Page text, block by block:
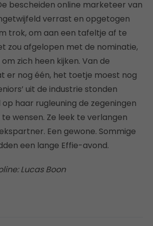
bescheiden online marketeer van
verrast en opgetogen
trok, om aan een tafeltje af te
zou afgelopen met de nominatie,
zich heen kijken. Van de
er nog één, het toetje moest nog
uit de industrie stonden
haar rugleuning de zegeningen
wensen. Ze leek te verlangen
Een gewone. Sommige
een lange Effie-avond.
Lucas Boon